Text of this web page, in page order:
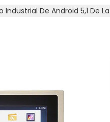
De Android 5,1 De